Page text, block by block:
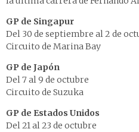
GP de Singapur
Del 30 de septiembre al 2 de
Circuito de Marina Bay
GP de Japón
Del 7 al 9 de octubre
Circuito de Suzuka
GP de Estados Unidos
Del 21 al 23 de octubre